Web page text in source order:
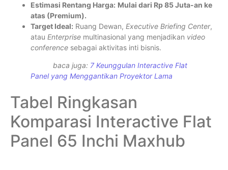
Estimasi Rentang Harga: Mulai dari Rp 85 Juta-an ke
atas (Premium).
Target Ideal: Ruang Dewan, Executive Briefing Center,
atau Enterprise multinasional yang menjadikan video
conference sebagai aktivitas inti bisnis.
baca juga: 7 Keunggulan Interactive Flat
Panel yang Menggantikan Proyektor Lama
Tabel Ringkasan
Komparasi Interactive Flat
Panel 65 Inchi Maxhub